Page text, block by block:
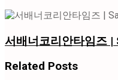
서배너코리안타임즈
Related Posts